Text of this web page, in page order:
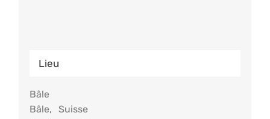
Lieu
Bâle
Bâle,
Suisse